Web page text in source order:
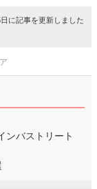
に記事を更新しました
ンバストリート